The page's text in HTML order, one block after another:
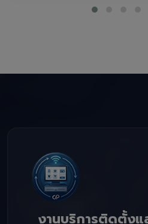
งานบริการติดตั้งแ